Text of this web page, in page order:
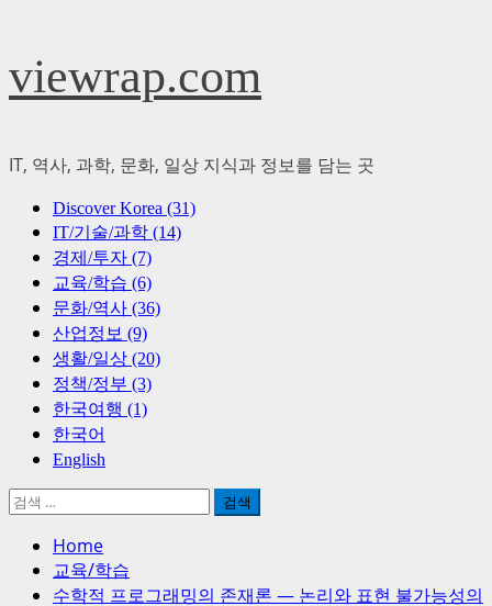
Skip
to
content
viewrap.com
IT, 역사, 과학, 문화, 일상 지식과 정보를 담는 곳
Primary
Menu
Discover Korea (31)
IT/기술/과학 (14)
경제/투자 (7)
교육/학습 (6)
문화/역사 (36)
산업정보 (9)
생활/일상 (20)
정책/정부 (3)
한국여행 (1)
한국어
English
검
Home
교육/학습
수학적 프로그래밍의 존재론 — 논리와 표현 불가능성의